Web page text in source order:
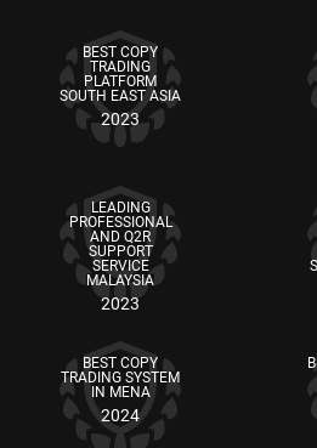
BEST COPY
TRADING
PLATFORM
SOUTH EAST ASIA
2023
LEADING
PROFESSIONAL
AND Q2R
SUPPORT
SERVICE
MALAYSIA
2023
BEST COPY
TRADING SYSTEM
IN MENA
2024